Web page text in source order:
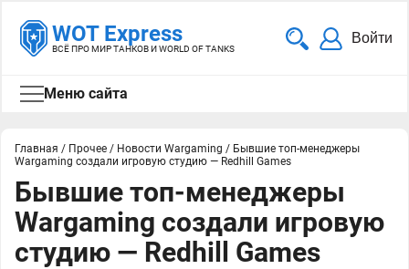
WOT Express
ВСЁ ПРО МИР ТАНКОВ И WORLD OF TANKS
Войти
Меню сайта
Главная / Прочее / Новости Wargaming / Бывшие топ-менеджеры
Wargaming создали игровую студию — Redhill Games
Бывшие топ-менеджеры
Wargaming создали игровую
студию — Redhill Games